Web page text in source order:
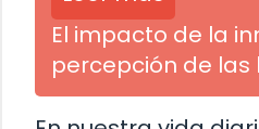
El impacto de la
percepción de las